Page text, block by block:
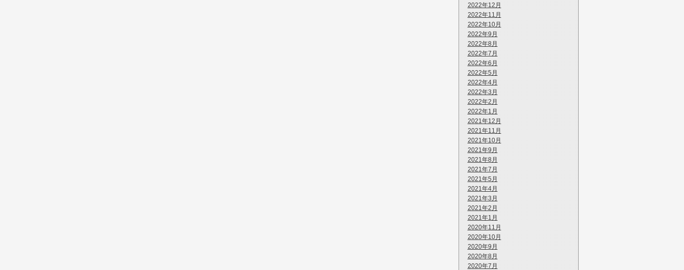
2022年12月
2022年11月
2022年10月
2022年9月
2022年8月
2022年7月
2022年6月
2022年5月
2022年4月
2022年3月
2022年2月
2022年1月
2021年12月
2021年11月
2021年10月
2021年9月
2021年8月
2021年7月
2021年5月
2021年4月
2021年3月
2021年2月
2021年1月
2020年11月
2020年10月
2020年9月
2020年8月
2020年7月